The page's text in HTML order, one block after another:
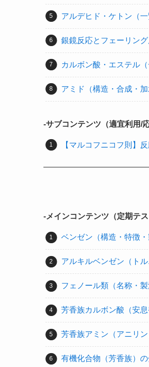
アルデヒド・ケトン（
銀鏡反応とフェーリン
カルボン酸・エステル
アミド（構造・合成・
-サブコンテンツ（適宜利用/
【マルコフニコフ則】
-メインコンテンツ（定期テ
ベンゼン（構造・特徴・
アルキルベンゼン（ト
フェノール類（名称・
芳香族カルボン酸（安
芳香族アミン（アニリ
有機化合物（芳香族）